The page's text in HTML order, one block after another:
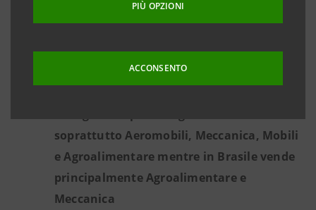
PIÙ OPZIONI
ACCONSENTO
opportunità offerte dal PNRR
verso il Brasile
soprattutto Aeromobili, Meccanica, Mobili
e Agroalimentare mentre in Brasile vende
principalmente Agroalimentare e
Meccanica